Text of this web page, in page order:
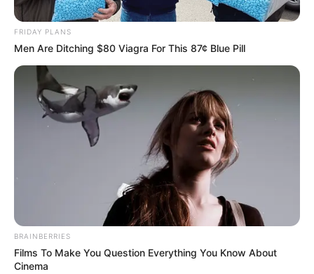
Ιωνίας) Ιωάννης Ιωαννίδης, με μια επιστολή-κόλαφο που
δημοσιοποίησε...
ΚΟΙΝΩΝΙΚΑ ΔΙΚΤΥΑ
FACEBOOK
ΑΚΟΛΟΥΘΉΣΤΕ
FRIDAY PLANS
Men Are Ditching $80 Viagra For This 87¢ Blue Pill
BRAINBERRIES
Films To Make You Question Everything You Know About
Cinema